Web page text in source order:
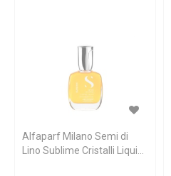
Alfaparf Milano Semi di
Lino Sublime Cristalli Liquidi